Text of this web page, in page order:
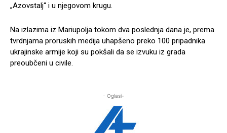
„Azovstalj“ i u njegovom krugu.
Na izlazima iz Mariupolja tokom dva poslednja dana je, prema
tvrdnjama proruskih medija uhapšeno preko 100 pripadnika
ukrajinske armije koji su pokšali da se izvuku iz grada
preoubčeni u civile.
- Oglasi-